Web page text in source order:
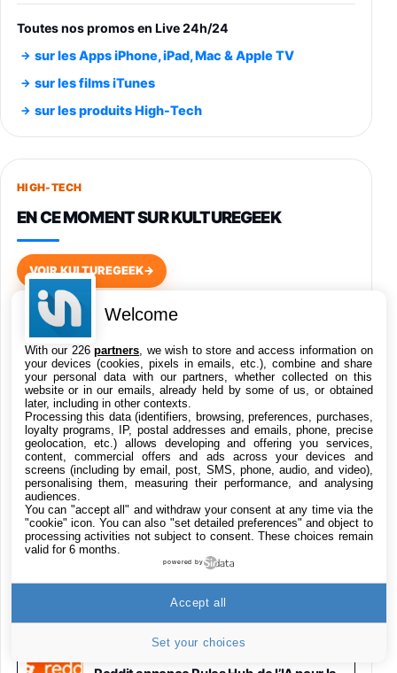
entraénement direct 3 vitesses (33-45-78
trs/min) avec pre-ampli intégré et port USB
Smartphone SAMSUNG Galaxy S26 Ultra
891,99€1199€Fnac (Vendeur Tiers)
Smartphone SAMSUNG Galaxy S26+ Violet
749,99€
648,63€834,71€
Samsung Galaxy Miracle Ultra, Smartphone
Android 5G avec Galaxy AI, 512 Go,
Chargeur Secteur Rapide 25W Inclus,
Smartphone déverrouillé, Noir, Version FR
1019€1399€Fnac (Vendeur Tiers)
Galaxy S26 Ultra 512 Go Bleu
1019€ 1399€Fnac (Vendeur Tiers)
Galaxy S26 Ultra 256 Go Violet
892€ 1199€Fnac (Vendeur Tiers)
Philips SHK2000BL - Casque Enfant - Bleu &
Répartiteur Audio 5 Casques, Blanc
24,94€29,96€
Asus RT-AC59U Routeur sans Fil Double
Bande Gigabit (Serveur et Client VPN, Triple
Vlan, Mode Point d'accès et Bridge, contrôle
Toutes nos promos en Live 24h/24
sur les Apps iPhone, iPad, Mac & Apple TV
sur les films iTunes
sur les produits High-Tech
HIGH-TECH
EN CE MOMENT SUR KULTUREGEEK
VOIR KULTUREGEEK→
ouverte après le vol de données des
clients
Les ventes de Switch 2 ont chuté, mais
Nintendo reste confiant
Le film Zelda a trouvé son acteur pour
incarner Ganondorf
plus le nombre de messages
Welcome
With our 226partners , we wish to store and access information on
your devices (cookies, pixels in emails, etc.), combine and share
your personal data with our partners, whether collected on this
website or in our emails, already held by some of us, or obtained
later, including in other contexts.
Processing this data (identifiers, browsing, preferences, purchases,
loyalty programs, IP, postal addresses and emails, phone, precise
geolocation, etc.) allows developing and offering you services,
content, commercial offers and ads across your devices and
screens (including by email, post, SMS, phone, audio, and video),
personalising them, measuring their performance, and analysing
audiences.
You can "accept all" and withdraw your consent at any time via the
"cookie" icon. You can also "set detailed preferences" and object to
processing activities not subject to consent. These choices remain
valid for 6 months.
powered by
Set your choices
Accept all